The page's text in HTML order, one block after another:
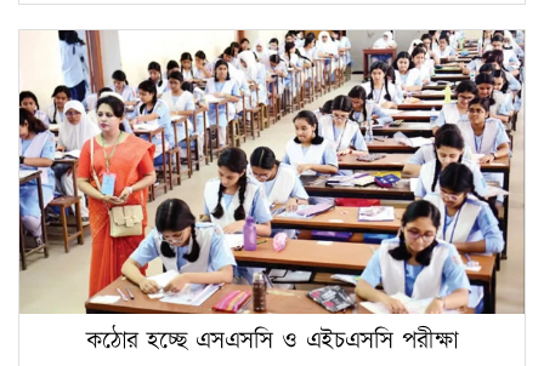
কঠোর হচ্ছে এসএসসি ও এইচএসসি পরীক্ষা